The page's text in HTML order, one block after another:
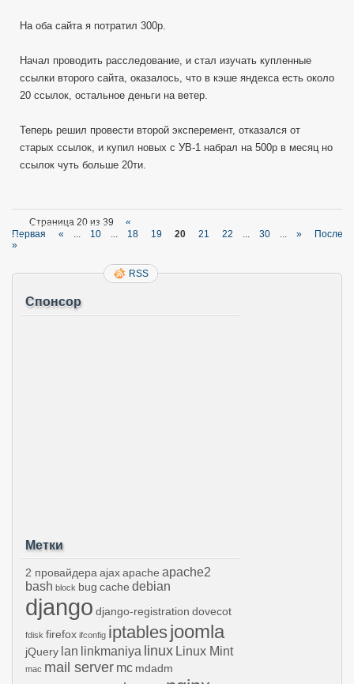
На оба сайта я потратил 300р.
Начал проводить расследование, и стал изучать купленные
ссылки второго сайта, оказалось, что в кэше яндекса есть около
20 ссылок, остальное деньги на ветер.
Теперь решил провести второй эксперемент, отказался от
старых ссылок, и купил новых с УВ-1 набрал на 500р в месяц но
ссылок чуть больше 20ти.
Страница 20 из 39
«
Первая
« 10 18 19 20 21 22 30 »
»
RSS
Спонсор
Метки
2 провайдера ajaxapache apache2
bash block bug cache debian
django django-registration dovecot
fdisk firefox ifconfig iptablesjoomla
jQuery lan linkmaniya linux Linux Mint
mac mail server mc mdadm